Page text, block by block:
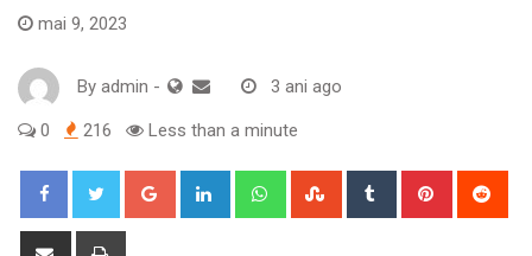
mai 9, 2023
By admin - 3 ani ago
0 216 Less than a minute
Google+ LinkedIn WhatsappStumbleUpon
Tumblr Pinterest
Share